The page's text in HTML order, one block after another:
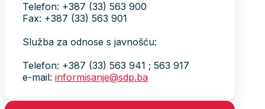
Telefon: +387 (33) 563 900
Fax: +387 (33) 563 901
Služba za odnose s javnošću:
Telefon: +387 (33) 563 941 ; 563 917
e-mail: informisanje@sdp.ba